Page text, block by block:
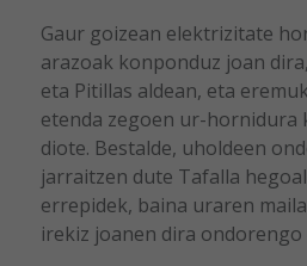
Gaur goizean elektrizitate
arazoak konponduz joan
eta Pitillas aldean, eta
etenda zegoen ur-hornidura
diote. Bestalde, uholdeen
jarraitzen dute Tafalla
errepidek, baina uraren
irekiz joanen dira